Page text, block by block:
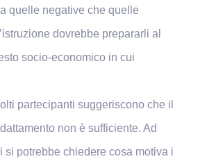
quelle negative che quelle
dovrebbe prepararli al
socio-economico in cui
partecipanti suggeriscono che il
non è sufficiente. Ad
si potrebbe chiedere cosa motiva i